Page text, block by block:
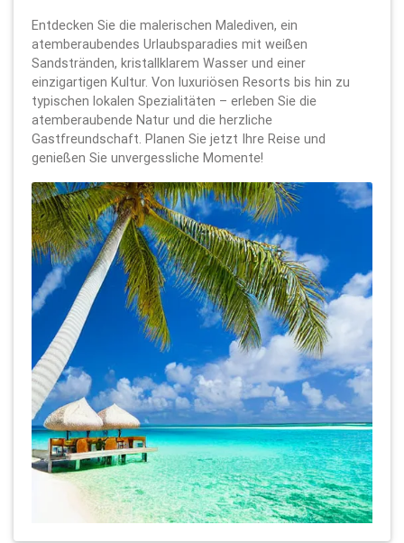
Entdecken Sie die malerischen Malediven, ein
atemberaubendes Urlaubsparadies mit weißen
Sandstränden, kristallklarem Wasser und einer
einzigartigen Kultur. Von luxuriösen Resorts bis hin zu
typischen lokalen Spezialitäten – erleben Sie die
atemberaubende Natur und die herzliche
Gastfreundschaft. Planen Sie jetzt Ihre Reise und
genießen Sie unvergessliche Momente!